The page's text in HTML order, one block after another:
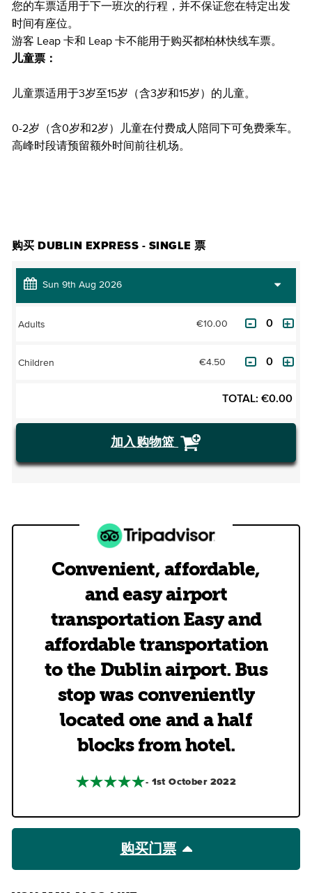
您的车票适用于下一班次的行程，并不保证您在特定出发
时间有座位。
游客 Leap 卡和 Leap 卡不能用于购买都柏林快线车票。
儿童票：
儿童票适用于3岁至15岁（含3岁和15岁）的儿童。
0-2岁（含0岁和2岁）儿童在付费成人陪同下可免费乘车。
高峰时段请预留额外时间前往机场。
购买 DUBLIN EXPRESS - SINGLE 票
Adults €10.00
Children €4.50
TOTAL: €0.00
加入购物篮
Convenient, affordable,
and easy airport
transportation Easy and
affordable transportation
to the Dublin airport. Bus
stop was conveniently
located one and a half
blocks from hotel.
- 1st October 2022
购买门票